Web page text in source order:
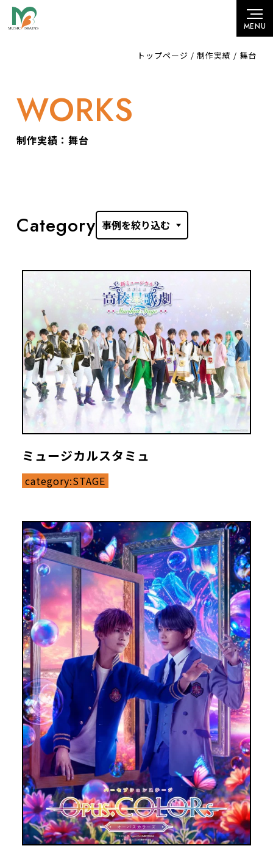
トップページ /制作実績 / 舞台
WORKS
制作実績：舞台
Category
ミュージカルスタミュ
category:STAGE